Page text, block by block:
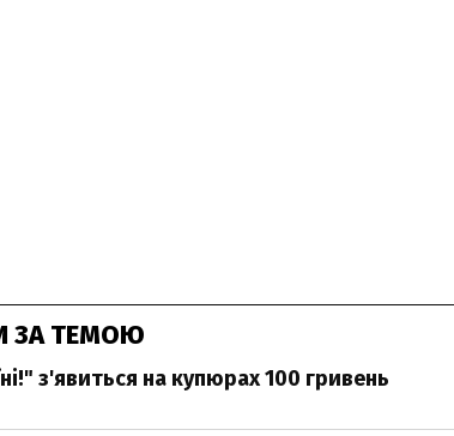
ЗА ТЕМОЮ
з'явиться на купюрах 100 гривень